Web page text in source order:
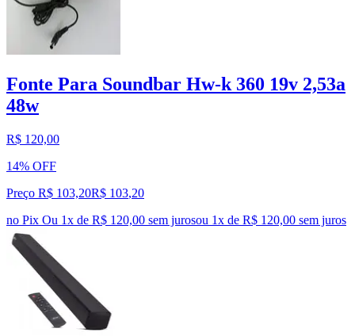
Fonte Para Soundbar Hw-k 360 19v 2,53a
48w
R$ 120,00
14% OFF
Preço R$ 103,20R$ 103,20
no Pix Ou 1x de R$ 120,00 sem jurosou 1x de R$ 120,00 sem juros